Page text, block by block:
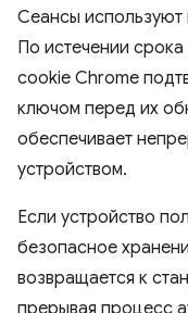
Сеансы
По истечении
cookie Chrome
ключом перед их
обеспечивает
устройством.
Если устройство
безопасное
возвращается к
прерывая процесс